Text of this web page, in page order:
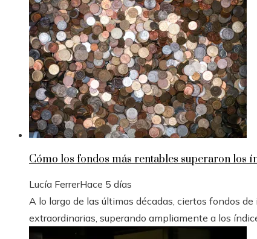
Cómo los fondos más rentables superaron los
Lucía FerrerHace 5 días
A lo largo de las últimas décadas, ciertos fondos
extraordinarias, superando ampliamente a los